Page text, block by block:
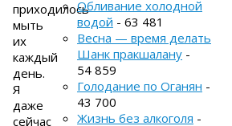
приходилось
мыть
их
каждый
день.
Я
даже
сейчас
Обливание холодной
водой - 63 481
Весна — время делать
Шанк пракшалану -
54 859
Голодание по Оганян -
43 700
Жизнь без алкоголя -